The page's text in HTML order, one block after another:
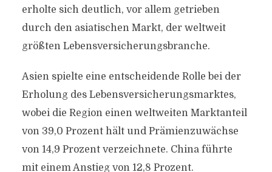
erholte sich deutlich, vor allem getrieben
durch den asiatischen Markt, der weltweit
größten Lebensversicherungsbranche.
Asien spielte eine entscheidende Rolle bei der
Erholung des Lebensversicherungsmarktes,
wobei die Region einen weltweiten Marktanteil
von 39,0 Prozent hält und Prämienzuwächse
von 14,9 Prozent verzeichnete. China führte
mit einem Anstieg von 12,8 Prozent.